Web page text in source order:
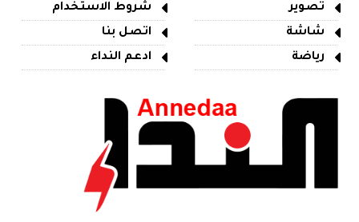
تصوير
شاشة
رياضة
شروط الاستخدام
اتصل بنا
ادعم النداء